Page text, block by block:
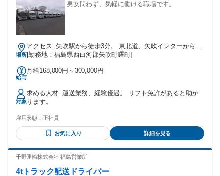
男女問わず、気軽に働ける職場です。
場所
アクセス: 矢吹駅から徒歩3分。 東北道、矢吹インターから車
で5分。
[勤務地：福島県西白河郡矢吹町曙町]
給与
月給168,000円～300,000円
対象
求める人材: 運送業務、経験優遇。 リフト免許があると助か
ります。
雇用形態： 正社員
お気に入り 詳細を見る
千野運輸株式会社 福島営業所
4tトラック配送ドライバー